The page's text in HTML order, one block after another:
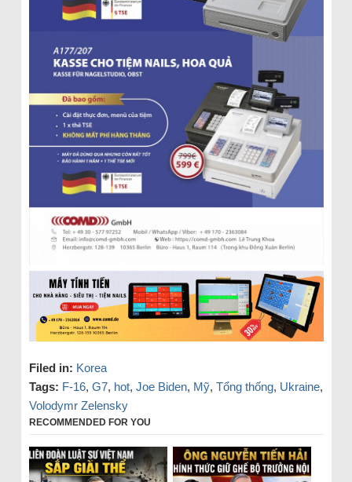
Filed in: Korea
Tags: F-16, G7, hot, Joe Biden, Mỹ, Tổng thống, Ukraine,
Volodymr Zelensky
RECOMMENDED FOR YOU